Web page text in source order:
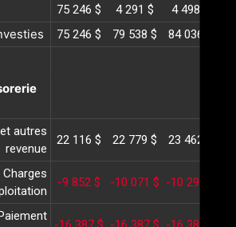
75 246 $ 4 291 $ 4 498 $
75 246 $ 79 538 $ 84 036 $
autres
revenue
22 116 $ 22 779 $ 23 462 $
Charges
-9 852 $ -10 071 $ -10 296 $